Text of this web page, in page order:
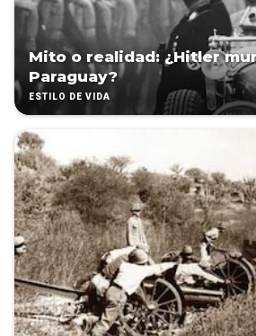
Mito o realidad: ¿Hitler
Paraguay?
ESTILO DE VIDA